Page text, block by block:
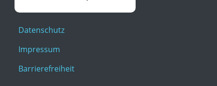
Datenschutz
Impressum
Barrierefreiheit